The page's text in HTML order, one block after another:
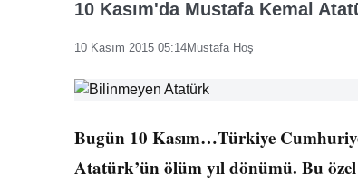
10 Kasım'da Mustafa Kemal
10 Kasım 2015 05:14Mustafa Hoş
Bugün 10 Kasım…Türkiye
Atatürk’ün ölüm yıl dönümü. Bu